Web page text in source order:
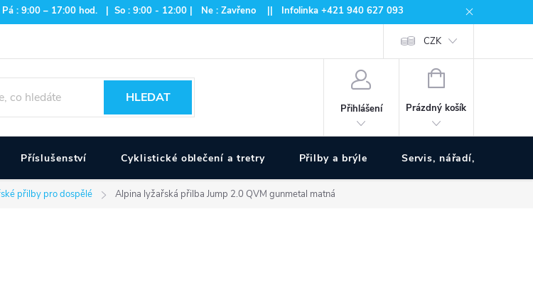
9:00 – 17:00 hod. | So : 9:00 - 12:00 | Ne : Zavřeno || Infolinka +421 940 627 093
CZK
HLEDAT
Přihlášení
NÁKUPNÍ
Prázdný košík
Příslušenství Cyklistické oblečení a tretry Přilby a brýle Servis, nářadí, pumpy
přilby pro dospělé Alpina lyžařská přilba Jump 2.0 QVM gunmetal matná